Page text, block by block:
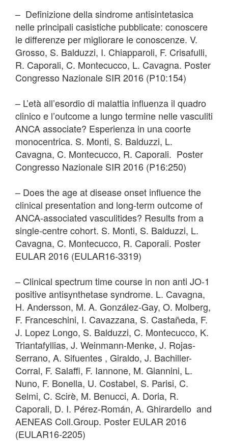
– Definizione della sindrome antisintetasica
nelle principali casistiche pubblicate: conoscere
le differenze per migliorare le conoscenze. V.
Grosso, S. Balduzzi, I. Chiapparoli, F. Crisafulli,
R. Caporali, C. Montecucco, L. Cavagna. Poster
Congresso Nazionale SIR 2016 (P10:154)
– L’età all’esordio di malattia influenza il quadro
clinico e l’outcome a lungo termine nelle vasculiti
ANCA associate? Esperienza in una coorte
monocentrica. S. Monti, S. Balduzzi, L.
Cavagna, C. Montecucco, R. Caporali. Poster
Congresso Nazionale SIR 2016 (P16:250)
– Does the age at disease onset influence the
clinical presentation and long-term outcome of
ANCA-associated vasculitides? Results from a
single-centre cohort. S. Monti, S. Balduzzi, L.
Cavagna, C. Montecucco, R. Caporali. Poster
EULAR 2016 (EULAR16-3319)
– Clinical spectrum time course in non anti JO-1
positive antisynthetase syndrome. L. Cavagna,
H. Andersson, M. A. González-Gay, O. Molberg,
F. Franceschini, I. Cavazzana, S. Castañeda, F.
J. Lopez Longo, S. Balduzzi, C. Montecucco, K.
Triantafyllias, J. Weinmann-Menke, J. Rojas-
Serrano, A. Sifuentes , Giraldo, J. Bachiller-
Corral, F. Salaffi, F. Iannone, M. Giannini, L.
Nuno, F. Bonella, U. Costabel, S. Parisi, C.
Selmi, C. Scirè, M. Benucci, A. Doria, R.
Caporali, D. I. Pérez-Román, A. Ghirardello and
AENEAS Coll.Group. Poster EULAR 2016
(EULAR16-2205)